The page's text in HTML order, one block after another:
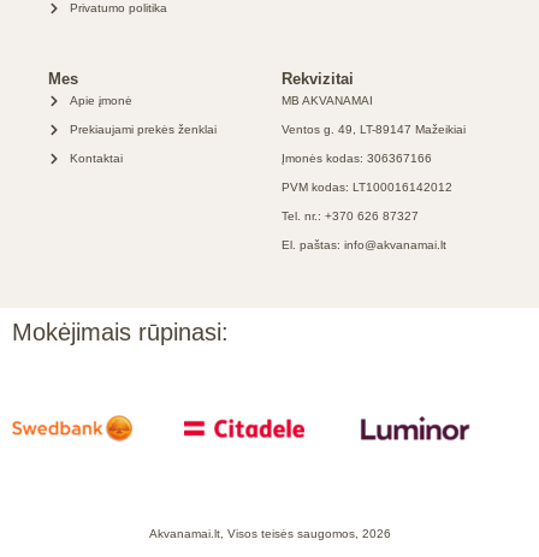
Privatumo politika
Mes
Apie įmonė
Prekiaujami prekės ženklai
Kontaktai
Rekvizitai
MB AKVANAMAI
Ventos g. 49, LT-89147 Mažeikiai
Įmonės kodas: 306367166
PVM kodas: LT100016142012
Tel. nr.: +370 626 87327
El. paštas: info@akvanamai.lt
Mokėjimais rūpinasi:
Akvanamai.lt, Visos teisės saugomos, 2026